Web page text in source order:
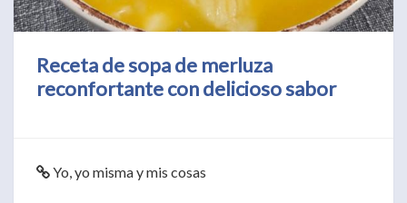
Receta de sopa de merluza
reconfortante con delicioso sabor
Yo, yo misma y mis cosas